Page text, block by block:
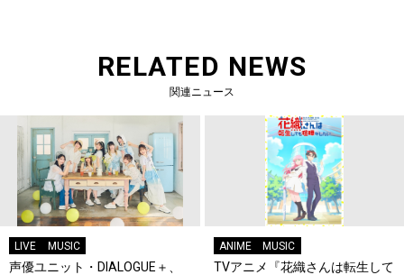
RELATED NEWS
関連ニュース
LIVE MUSIC
声優ユニット・DIALOGUE＋、
ANIME MUSIC
TVアニメ『花織さんは転生して